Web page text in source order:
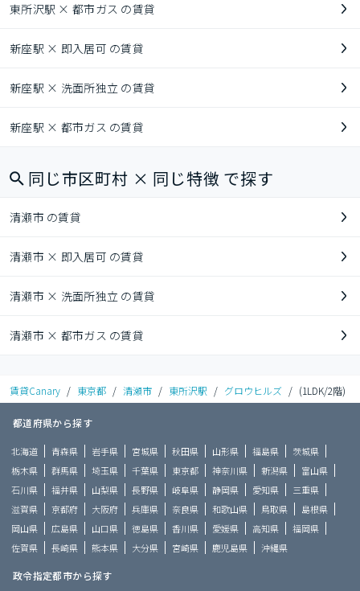
東所沢駅 × 都市ガス の賃貸
新座駅 × 即入居可 の賃貸
新座駅 × 洗面所独立 の賃貸
新座駅 × 都市ガス の賃貸
同じ市区町村 × 同じ特徴 で探す
清瀬市 の賃貸
清瀬市 × 即入居可 の賃貸
清瀬市 × 洗面所独立 の賃貸
清瀬市 × 都市ガス の賃貸
賃貸Canary / 東京都 / 清瀬市 / 東所沢駅 / グロウヒルズ / (1LDK/2階)
都道府県から探す
北海道 青森県 岩手県 宮城県 秋田県 山形県 福島県
茨城県
栃木県
群馬県 埼玉県 千葉県 東京都 神奈川県 新潟県
富山県
石川県
福井県 山梨県 長野県 岐阜県 静岡県 愛知県
三重県
滋賀県
京都府 大阪府 兵庫県 奈良県 和歌山県 鳥取県
島根県
岡山県
広島県 山口県 徳島県 香川県 愛媛県 高知県
福岡県
佐賀県
長崎県 熊本県 大分県 宮崎県 鹿児島県 沖縄県
政令指定都市から探す